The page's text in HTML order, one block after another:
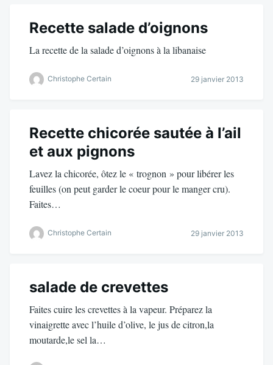
Recette salade d’oignons
La recette de la salade d’oignons à la libanaise
Christophe Certain 29 janvier 2013
Recette chicorée sautée à l’ail
et aux pignons
Lavez la chicorée, ôtez le « trognon » pour libérer les
feuilles (on peut garder le coeur pour le manger cru).
Faites…
Christophe Certain 29 janvier 2013
salade de crevettes
Faites cuire les crevettes à la vapeur. Préparez la
vinaigrette avec l’huile d’olive, le jus de citron,la
moutarde,le sel la…